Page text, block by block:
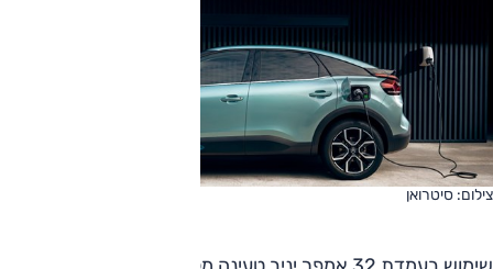
צילום: סיטרואן